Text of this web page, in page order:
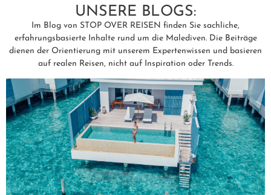
UNSERE BLOGS:
Im Blog von STOP OVER REISEN finden Sie sachliche,
erfahrungsbasierte Inhalte rund um die Malediven. Die Beiträge
dienen der Orientierung mit unserem Expertenwissen und basieren
auf realen Reisen, nicht auf Inspiration oder Trends.